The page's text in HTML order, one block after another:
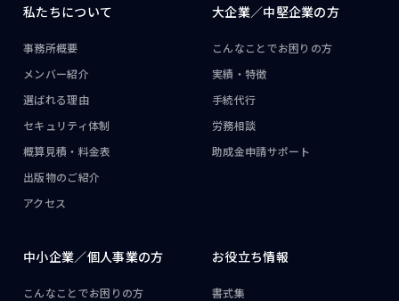
私たちについて
事務所概要
メンバー紹介
選ばれる理由
セキュリティ体制
概算見積・料金表
出版物のご紹介
アクセス
大企業／中堅企業の方
こんなことでお困りの方
実績・特徴
手続代行
労務相談
助成金申請サポート
中小企業／個人事業の方
こんなことでお困りの方
お役立ち情報
書式集